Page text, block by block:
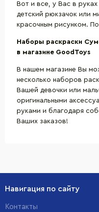
Вот и все, у Вас в
детский рюкзачок или
красочным рисунком.
Наборы раскраски
в магазине GoodToys
В нашем магазине Вы
несколько наборов
Вашей девочки или
оригинальными
руками и благодаря
Ваших заказов!
Навигация по сайту
Контакты